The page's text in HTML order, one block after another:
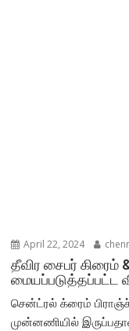
April 22, 2024
தீவிர சைபர் கிரைம்
மையப்படுத்தப்பட்ட
சென்ட்ரல் க்ரைம்
முன்னணியில்